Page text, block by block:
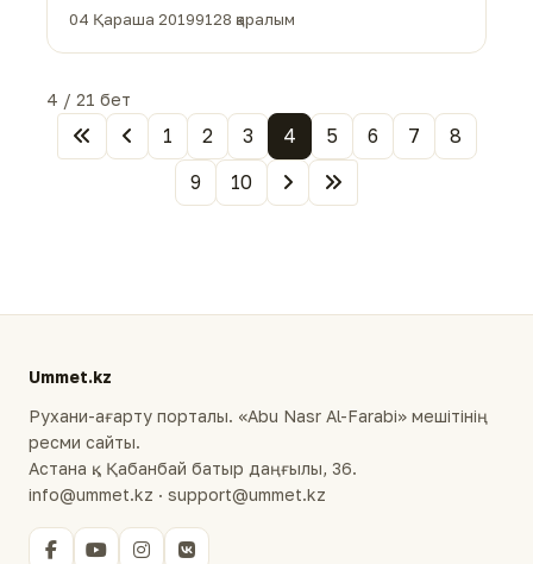
04 Қараша 20199128 қаралым
4 / 21 бет
1 2 3 4 5 6 7
8
9
10
Ummet.kz
Рухани-ағарту порталы. «Abu Nasr Al-Farabi» мешітінің
ресми сайты.
Астана қ., Қабанбай батыр даңғылы, 36.
info@ummet.kz · support@ummet.kz